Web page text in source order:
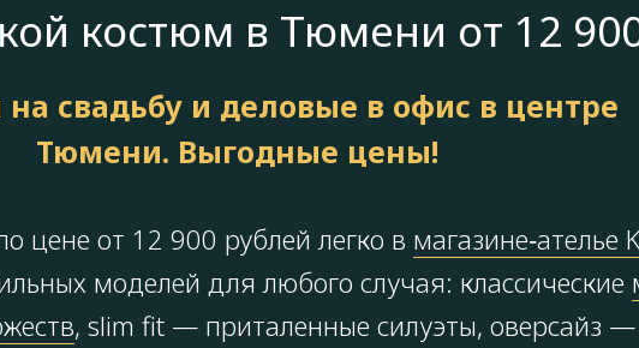
костюм в Тюмени от 12
цене от 12 900 рублей легко в магазине‑ателье
моделей для любого случая: классические
, slim fit — приталенные силуэты, оверсайз
свадьбу и деловые в офис в центре
Тюмени. Выгодные цены!